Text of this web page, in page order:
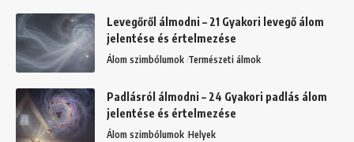
Levegőről álmodni – 21 Gyakori levegő álom
jelentése és értelmezése
Álom szimbólumok Természeti álmok
Padlásról álmodni – 24 Gyakori padlás álom
jelentése és értelmezése
Álom szimbólumok Helyek